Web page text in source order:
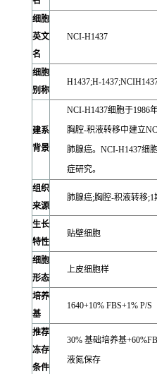
细胞
英文
名
NCI-H1437
细胞
别称
H1437;H-
建系
背景
NCI-H1437细胞于1986
胸腔-积液转移中建立
肺腺癌。NCI-H1437细
症研究。
组织
来源
肺腺癌;胸腔-积液转移;1
生长
特性
贴壁细胞
细胞
形态
上皮细胞样
培养
基
1640+10% FBS+1% P/S
推荐
冻存
条件
30% 基础培养基
液氮保存